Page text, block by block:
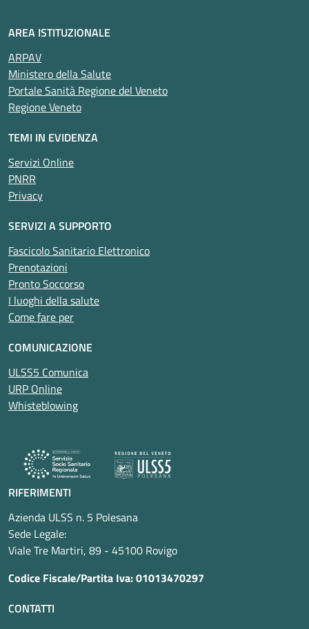
AREA ISTITUZIONALE
ARPAV
Ministero della Salute
Portale Sanità Regione del Veneto
Regione Veneto
TEMI IN EVIDENZA
Servizi Online
PNRR
Privacy
SERVIZI A SUPPORTO
Fascicolo Sanitario Elettronico
Prenotazioni
Pronto Soccorso
I luoghi della salute
Come fare per
COMUNICAZIONE
ULSS5 Comunica
URP Online
Whisteblowing
RIFERIMENTI
Azienda ULSS n. 5 Polesana
Sede Legale:
Viale Tre Martiri, 89 - 45100 Rovigo
Codice Fiscale/Partita Iva: 01013470297
CONTATTI